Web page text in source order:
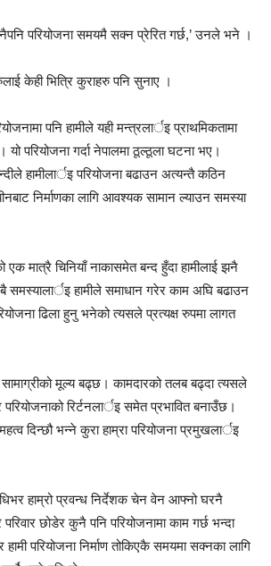
परियोजना समयमै सक्न प्रेरित गर्छ,’ उनले भने ।
केही भित्रि कुराहरु पनि सुनाए ।
पनि हामीले यही मन्त्रलार्इ प्राथमिकतामा
परियोजना गर्दा नेपालमा ठूल्ठूला घटना भए।
हामीलार्इ परियोजना बढाउन अत्यन्तै कठिन
निर्माणका लागि आवश्यक सामान ल्याउन समस्या
एक मात्रै चिनियाँ नाकासमेत बन्द हुँदा हामीलाई झनै
समस्यालार्इ हामीले समाधान गरेर काम अघि बढाउन
ढिला हुनु भनेको त्यसले प्रत्यक्ष रुपमा लागत
सामाग्रीको मूल्य बढ्छ। कामदारको तलब बढ्दा त्यसले
परियोजनाको रिर्टनलार्इ समेत प्रभावित बनाउँछ।
दिन्छौ भन्ने कुरा हाम्रा परियोजना प्रमुखलार्इ
हाम्रो प्रवन्ध निर्देशक चेन वेन आफ्नो घरनै
छोडेर कुनै पनि परियोजनामा काम गर्छ भन्दा
परियोजना निर्माण तोकिएकै समयमा सक्नका लागि